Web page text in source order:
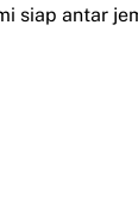
siap antar